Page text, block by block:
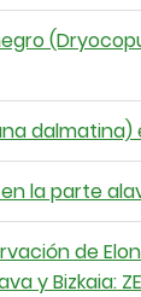
la parte
de
y Bizkaia: